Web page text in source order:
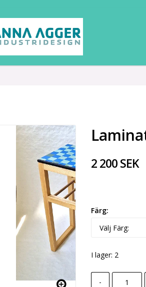
2 200 SEK
Färg:
I lager: 2
-